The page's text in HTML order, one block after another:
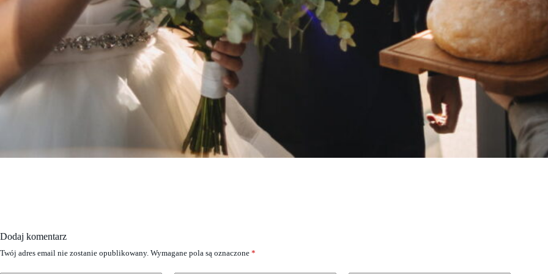
Dodaj komentarz
Twój adres email nie zostanie opublikowany. Wymagane pola są oznaczone *